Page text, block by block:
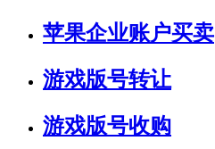
苹果企业账户买卖
游戏版号转让
游戏版号收购